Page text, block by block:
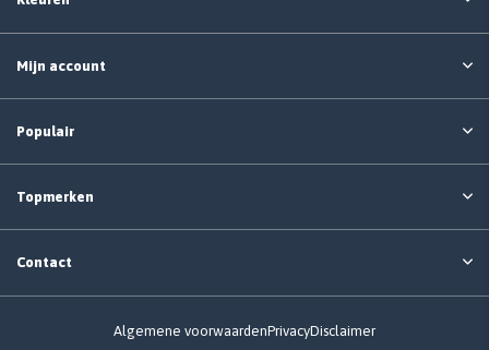
Mijn account
Populair
Topmerken
Contact
Algemene voorwaardenPrivacyDisclaimer